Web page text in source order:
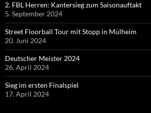
2. FBL Herren: Kantersieg zum Saisonauftakt
5. September 2024
Street Floorball Tour mit Stopp in Mülheim
20. Juni 2024
Deutscher Meister 2024
26. April 2024
Sieg im ersten Finalspiel
17. April 2024